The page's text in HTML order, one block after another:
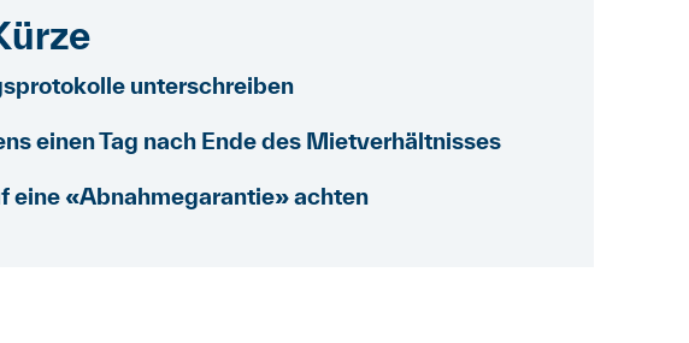
unterschreiben
einen Tag nach Ende des Mietverhältnisses
eine «Abnahmegarantie» achten